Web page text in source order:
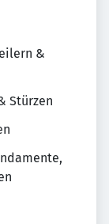
&
Stürzen